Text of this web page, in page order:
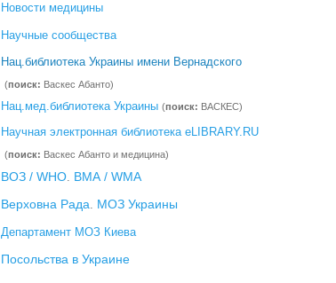
Новости медицины
Научные сообщества
Нац.библиотека Украины имени Вернадского
(поиск: Васкес Абанто)
Нац.мед.библиотека Украины (поиск: ВАСКЕС)
Научная электронная библиотека eLIBRARY.RU
(поиск: Васкес Абанто и медицина)
ВОЗ / WHO. ВМА / WMA
Верховна Рада. МОЗ Украины
Департамент МОЗ Киева
Посольства в Украине